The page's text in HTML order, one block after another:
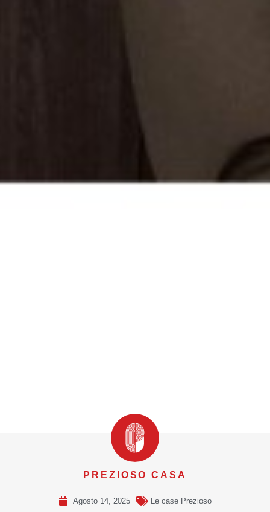
PREZIOSO CASA
Agosto 14, 2025 Le case Prezioso